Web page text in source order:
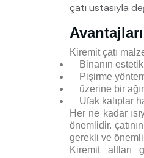
çatı ustasıyla
Avantajları
Kiremit çatı
Binanın
Pişirme yöntemi
üzerine bir
Ufak kalıplar
Her ne kadar
önemlidir.
gerekli ve
Kiremit altları